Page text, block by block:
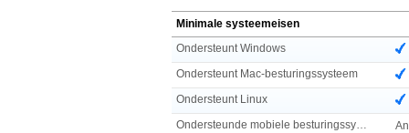
Minimale systeemeisen
Ondersteunt Windows
Ondersteunt Mac-besturingssysteem
Ondersteunt Linux